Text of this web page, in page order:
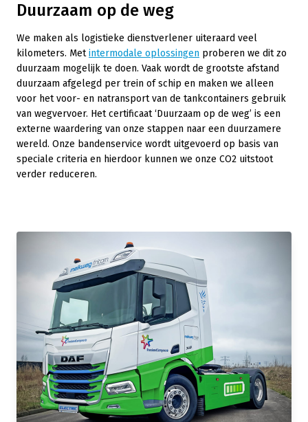
Duurzaam op de weg
We maken als logistieke dienstverlener uiteraard veel
kilometers. Metintermodale oplossingen proberen we dit zo
duurzaam mogelijk te doen. Vaak wordt de grootste afstand
duurzaam afgelegd per trein of schip en maken we alleen
voor het voor- en natransport van de tankcontainers gebruik
van wegvervoer. Het certificaat ‘Duurzaam op de weg’ is een
externe waardering van onze stappen naar een duurzamere
wereld. Onze bandenservice wordt uitgevoerd op basis van
speciale criteria en hierdoor kunnen we onze CO2 uitstoot
verder reduceren.